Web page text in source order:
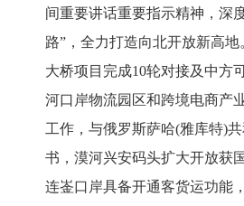
间重要讲话重要指示精神，深
路”，全力打造向北开放新高
大桥项目 完成10轮对接及中方
河口岸物流园区和跨境电商产
工作，与俄罗斯萨哈(雅库特)
书，漠河兴安码头扩大开放获
连崟口岸具备开通客货运功能